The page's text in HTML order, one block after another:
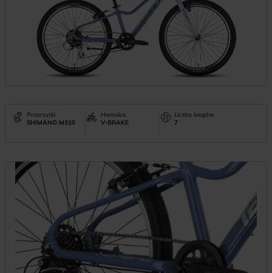
Przerzutki
SHIMANO M310
Hamulce
V-BRAKE
Liczba biegów
7